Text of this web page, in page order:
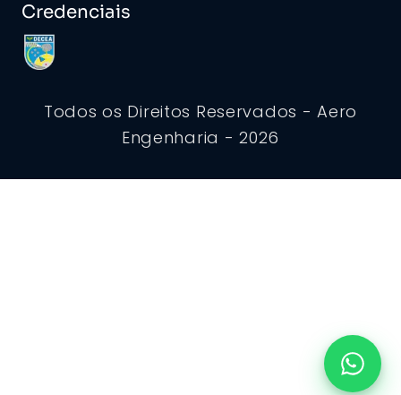
Credenciais
Todos os Direitos Reservados - Aero
Engenharia - 2026